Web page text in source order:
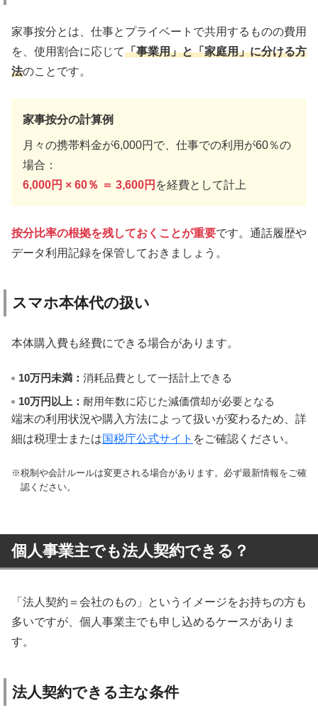
家事按分とは、仕事とプライベートで共用するものの費用
を、使用割合に応じて「事業用」と「家庭用」に分ける方
法のことです。
家事按分の計算例
月々の携帯料金が6,000円で、仕事での利用が60％の
場合：
6,000円 × 60％ ＝ 3,600円 を経費として計上
按分比率の根拠を残しておくことが重要です。通話履歴や
データ利用記録を保管しておきましょう。
スマホ本体代の扱い
本体購入費も経費にできる場合があります。
10万円未満： 消耗品費として一括計上できる
10万円以上： 耐用年数に応じた減価償却が必要となる
端末の利用状況や購入方法によって扱いが変わるため、詳
細は税理士または国税庁公式サイト をご確認ください。
税制や会計ルールは変更される場合があります。必ず最新情報をご確
認ください。
個人事業主でも法人契約できる？
「法人契約＝会社のもの」というイメージをお持ちの方も
多いですが、個人事業主でも申し込めるケースがありま
す。
法人契約できる主な条件